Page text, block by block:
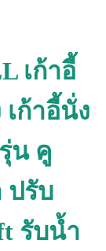
เก้าอี้
ก้าอี้นั่ง
น คู
ปรับ
รับน้ำ